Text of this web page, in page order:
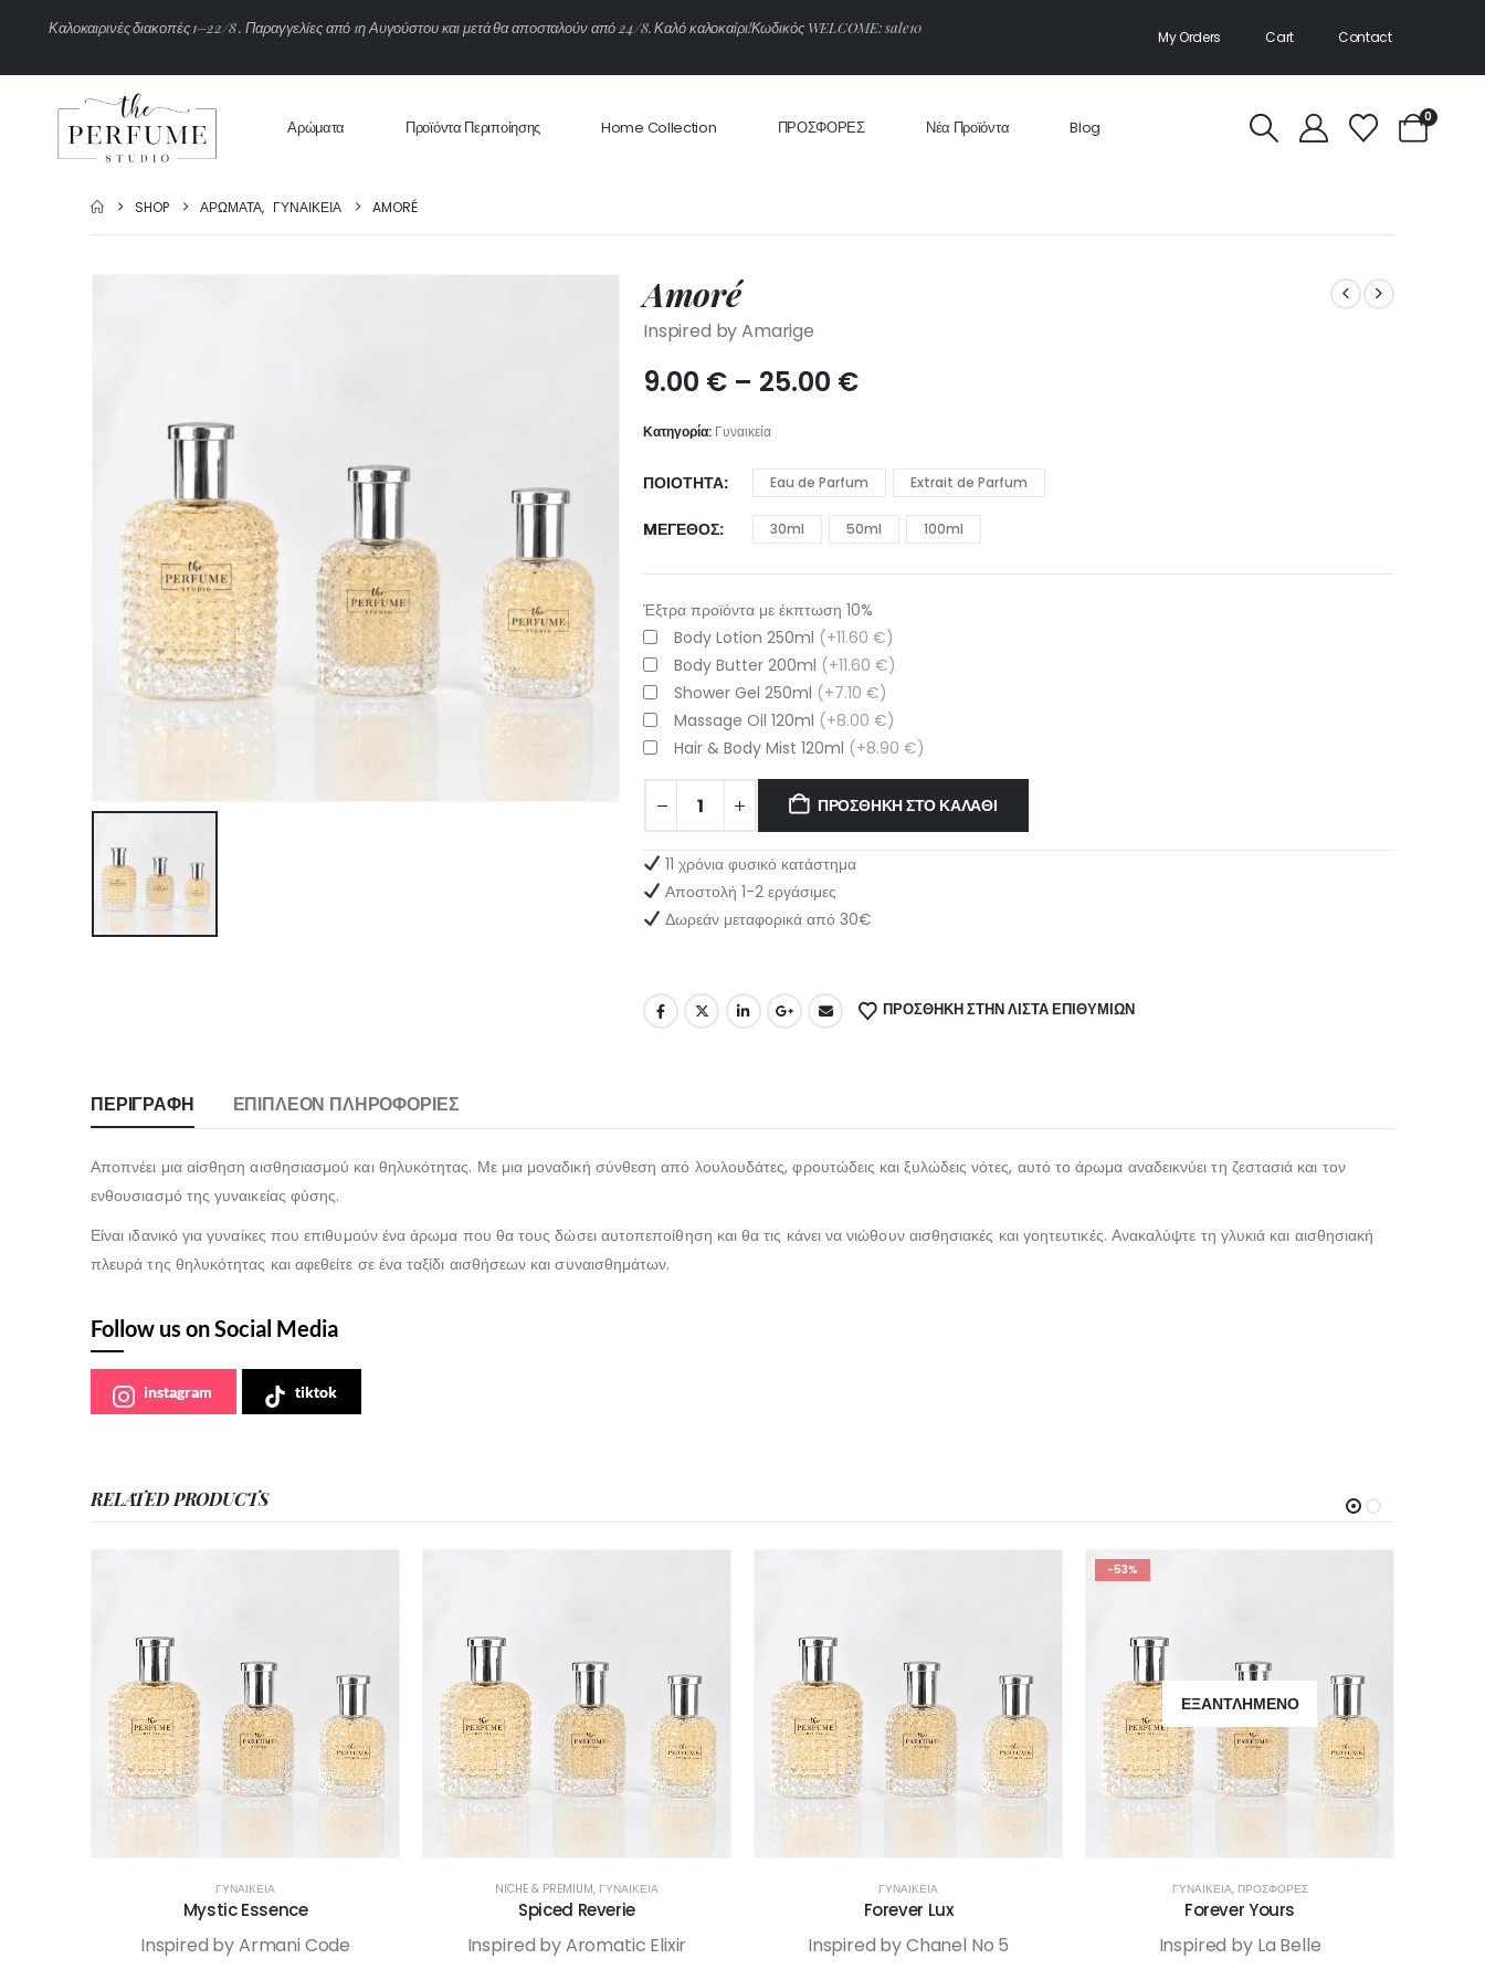
Καλοκαιρινέςδιακοπές 1–22/8. Παραγγελίεςαπό 1ηΑυγούστουκαιμετάθααποσταλούναπό 24/8. Καλόκαλοκαίρι!Κωδικός WELCOME: sale10
My Orders Cart Contact
Αρώματα Προϊόντα Περιποίησης Home Collection ΠΡΟΣΦΟΡΕΣ Νέα Προϊόντα Blog
0
SHOP ΑΡΏΜΑΤΑ, ΓΥΝΑΙΚΕΊΑ AMORÉ
Amoré
Inspired by Amarige
9.00 € – 25.00 €Price
through
25.00 €
Κατηγορία: Γυναικεία
ΠΟΙΌΤΗΤΑ Eau de Parfum Extrait de Parfum
MΈΓΕΘΟΣ 30ml 50ml 100ml
Έξτρα προϊόντα με έκπτωση 10%
Body Lotion 250ml (+11.60 €)
Body Butter 200ml (+11.60 €)
Shower Gel 250ml (+7.10 €)
Massage Oil 120ml (+8.00 €)
Hair & Body Mist 120ml (+8.90 €)
ΠΡΟΣΘΉΚΗ ΣΤΟ ΚΑΛΆΘΙ
11 χρόνια φυσικό κατάστημα
Αποστολή 1-2 εργάσιμες
Δωρεάν μεταφορικά από 30€
ΠΡΌΣΘΉΚΗ ΣΤΗΝ ΛΊΣΤΑ ΕΠΙΘΥΜΙΏΝ
ΠΕΡΙΓΡΑΦΉ ΕΠΙΠΛΈΟΝ ΠΛΗΡΟΦΟΡΊΕΣ
Αποπνέει μια αίσθηση αισθησιασμού και θηλυκότητας. Με μια μοναδική σύνθεση από λουλουδάτες, φρουτώδεις και ξυλώδεις νότες, αυτό το άρωμα αναδεικνύει τη ζεστασιά και τον
ενθουσιασμό της γυναικείας φύσης.
Είναι ιδανικό για γυναίκες που επιθυμούν ένα άρωμα που θα τους δώσει αυτοπεποίθηση και θα τις κάνει να νιώθουν αισθησιακές και γοητευτικές. Ανακαλύψτε τη γλυκιά και αισθησιακή
πλευρά της θηλυκότητας και αφεθείτε σε ένα ταξίδι αισθήσεων και συναισθημάτων.
Follow us on Social Media
instagram tiktok
RELATED PRODUCTS
ΓΥΝΑΙΚΕΊΑ
Mystic Essence
Inspired by Armani Code
NICHE & PREMIUM, ΓΥΝΑΙΚΕΊΑ
Spiced Reverie
Inspired by Aromatic Elixir
ΓΥΝΑΙΚΕΊΑ
Forever Lux
Inspired by Chanel No 5
-53%
ΕΞΑΝΤΛΗΜΈΝΟ
ΓΥΝΑΙΚΕΊΑ, ΠΡΟΣΦΟΡΕΣ
Forever Yours
Inspired by La Belle